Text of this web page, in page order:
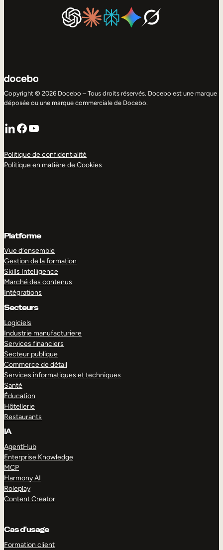
Copyright © 2026 Docebo – Tous droits réservés. Docebo est une marque
déposée ou une marque commerciale de Docebo.
LinkedIn
Facebook
YouTube
Politique de confidentialité
Politique en matière de Cookies
Platforme
Vue d’ensemble
Gestion de la formation
Skills Intelligence
Marché des contenus
Intégrations
Secteurs
Logiciels
Industrie manufacturiere
Services financiers
Secteur publique
Commerce de détail
Services informatiques et techniques
Santé
Éducation
Hôtellerie
Restaurants
IA
AgentHub
Enterprise Knowledge
MCP
Harmony AI
Roleplay
Content Creator
Cas d’usage
Formation client